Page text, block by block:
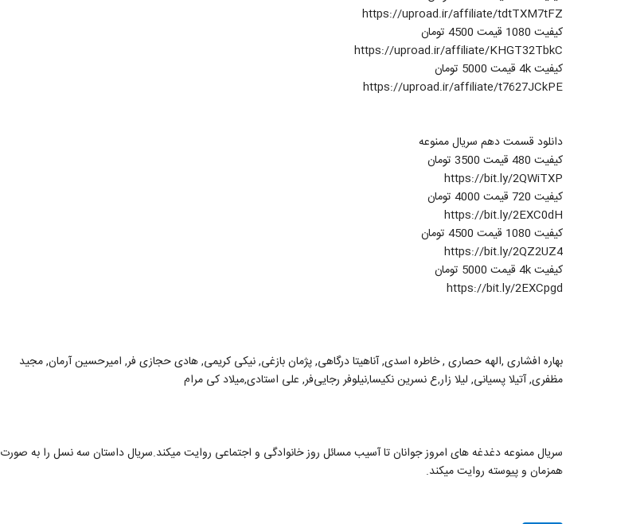
https://uproad.ir/affiliate/tdtTXM7tFZ
کیفیت 1080 قیمت 4500 تومان
https://uproad.ir/affiliate/KHGT32TbkC
کیفیت 4k قیمت 5000 تومان
https://uproad.ir/affiliate/t7627JCkPE
دانلود قسمت دهم سریال ممنوعه
کیفیت 480 قیمت 3500 تومان
https://bit.ly/2QWiTXP
کیفیت 720 قیمت 4000 تومان
https://bit.ly/2EXC0dH
کیفیت 1080 قیمت 4500 تومان
https://bit.ly/2QZ2UZ4
کیفیت 4k قیمت 5000 تومان
https://bit.ly/2EXCpgd
بهاره افشاری ,الهه حصاری , خاطره اسدی, آناهیتا درگاهی, پژمان بازغی, نیکی کریمی, هادی حجازی فر, امیرحسین آرمان, مجید
مظفری, آتیلا پسیانی, لیلا زار,ع نسرین نکیسا,نیلوفر رجایی‌فر, علی استادی,میلاد کی مرام
سریال ممنوعه دغدغه های امروز جوانان تا آسیب مسائل روز خانوادگی و اجتماعی روایت میکند.سریال داستان سه نسل را به صورت
همزمان و پیوسته روایت میکند.